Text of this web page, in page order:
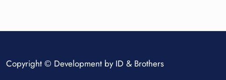
Copyright © Development by ID & Brothers